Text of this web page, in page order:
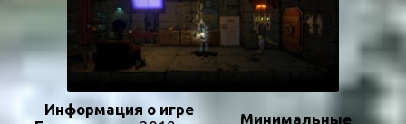
Информация о игре
Минимальные